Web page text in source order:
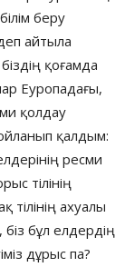
беру
айтыла
қоғамда
Еуропадағы,
қолдау
қалдым:
ресми
тілінің
тілінің ахуалы
бұл елдердің
дұрыс па?